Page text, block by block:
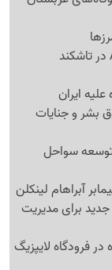
ایران
بشر و جنایات
توسعه سواحل
آبراهام لینکلن
برای مدیریت
فرودگاه لایپزیگ